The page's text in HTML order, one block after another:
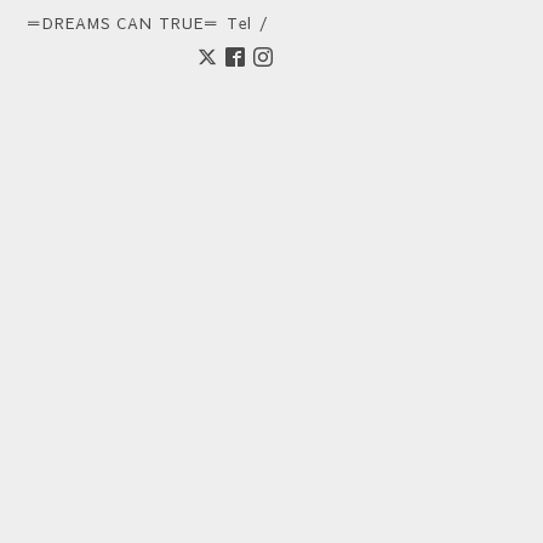
＝DREAMS CAN TRUE＝ Tel /